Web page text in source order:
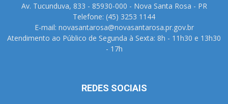
Av. Tucunduva, 833 - 85930-000 - Nova Santa Rosa - PR
Telefone: (45) 3253 1144
E-mail: novasantarosa@novasantarosa.pr.gov.br
Atendimento ao Público de Segunda à Sexta: 8h - 11h30 e 13h30
- 17h
REDES SOCIAIS